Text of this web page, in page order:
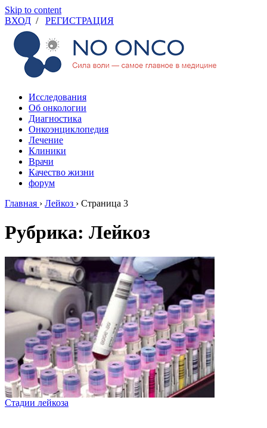
Skip to content
ВХОД / РЕГИСТРАЦИЯ
Исследования
Об онкологии
Диагностика
Онкоэнциклопедия
Лечение
Клиники
Врачи
Качество жизни
форум
Главная › Лейкоз › Страница 3
Рубрика: Лейкоз
Стадии лейкоза